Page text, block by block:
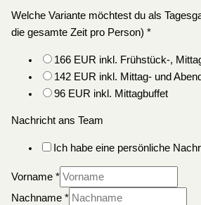
Welche Variante möchtest du als
die gesamte Zeit pro Person) *
166 EUR inkl. Frühstück-,
142 EUR inkl. Mittag- und
96 EUR inkl. Mittagbuffet
Nachricht ans Team
Ich habe eine persönliche
Vorname *
Nachname *